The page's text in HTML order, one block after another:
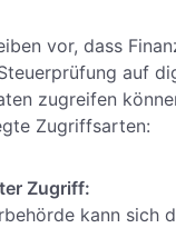
vor, dass
auf
zugreifen
Zugriffsarten:
Zugriff:
kann sich